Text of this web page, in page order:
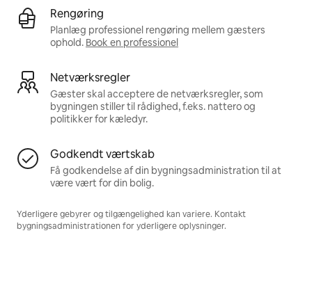
Rengøring
Planlæg professionel rengøring mellem gæsters
ophold. Book en professionel
Netværksregler
Gæster skal acceptere de netværksregler, som
bygningen stiller til rådighed, f.eks. nattero og
politikker for kæledyr.
Godkendt værtskab
Få godkendelse af din bygningsadministration til at
være vært for din bolig.
Yderligere gebyrer og tilgængelighed kan variere. Kontakt
bygningsadministrationen for yderligere oplysninger.